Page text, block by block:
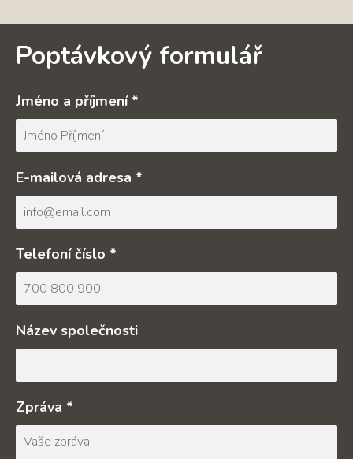
Poptávkový formulář
Jméno a příjmení *
E-mailová adresa *
Telefoní číslo *
Název společnosti
Zpráva *